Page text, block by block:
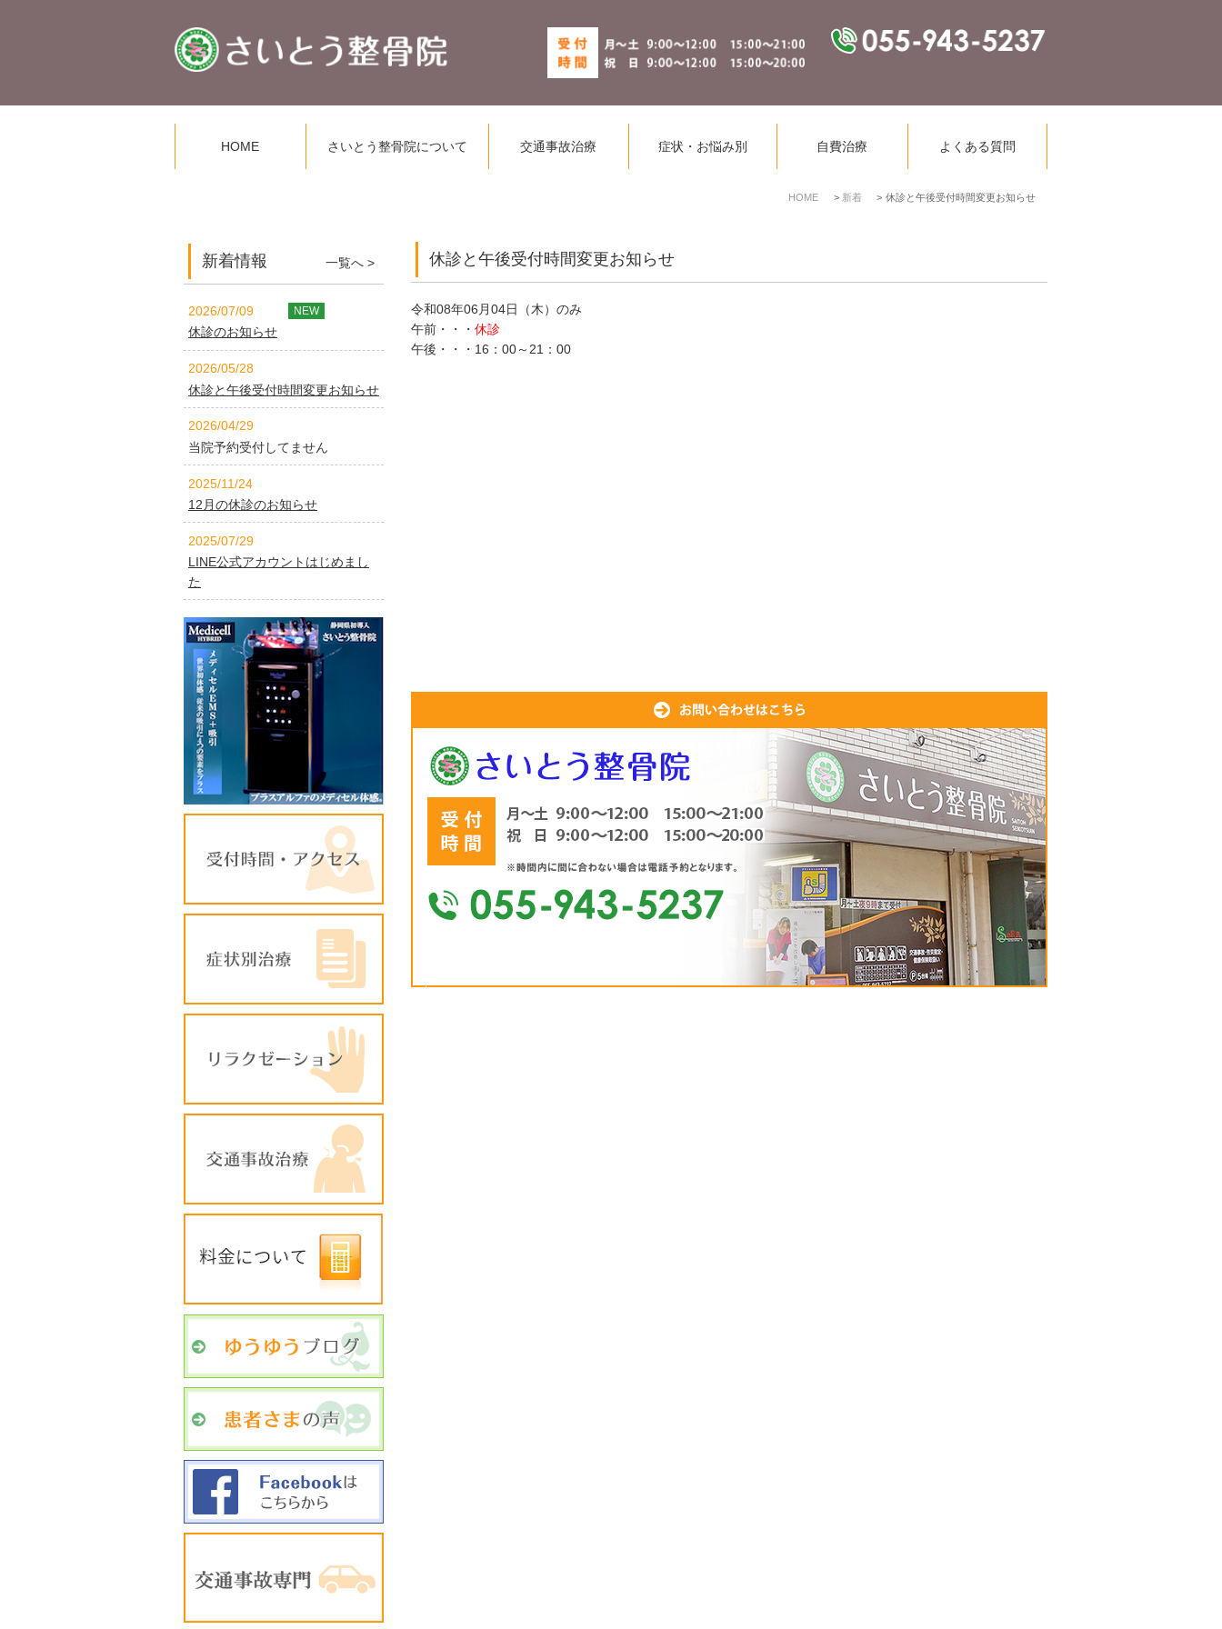
HOME さいとう整骨院について 交通事故治療 症状・お悩み別 自費治療 よくある質問
HOME 新着 休診と午後受付時間変更お知らせ
休診と午後受付時間変更お知らせ
令和08年06月04日（木）のみ
午前・・・ 休診
午後・・・16：00～21：00
新着情報 一覧へ >
2026/07/09 NEW
休診のお知らせ
2026/05/28
休診と午後受付時間変更お知らせ
2026/04/29
当院予約受付してません
2025/11/24
12月の休診のお知らせ
2025/07/29
LINE公式アカウントはじめまし
た